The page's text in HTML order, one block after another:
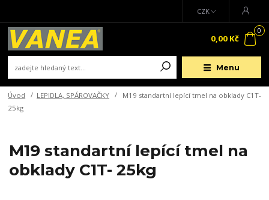
Menu
CZK
0
0,00 Kč
Úvod LEPIDLA, SPÁROVAČKY
M19 standartní lepící tmel na obklady C1T-
25kg
M19 standartní lepící tmel na
obklady C1T- 25kg